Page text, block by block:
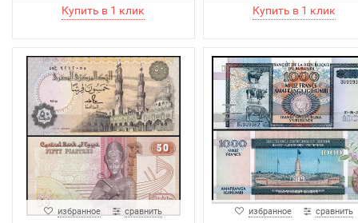
избранное сравнить избранное сравнить